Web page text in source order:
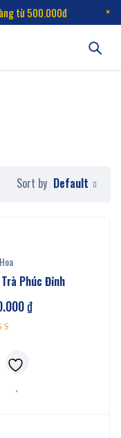
từ 500.000đ
Sort by Default
Phúc Đỉnh
₫
5.00